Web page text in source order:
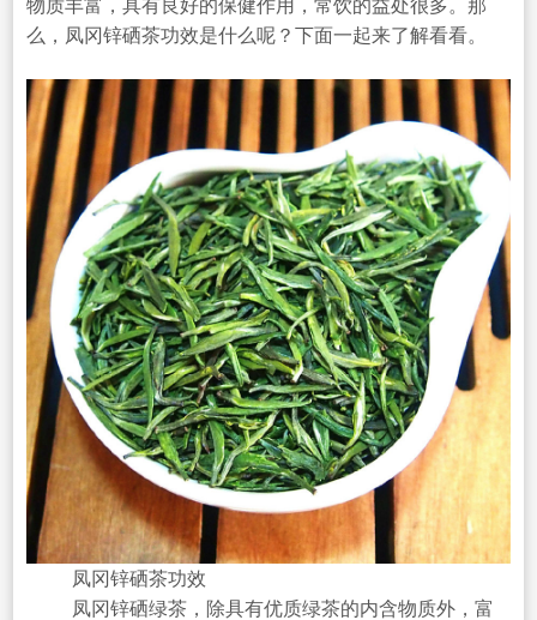
物质丰富，具有良好的保健作用，常饮的益处很多。那
么，凤冈锌硒茶功效是什么呢？下面一起来了解看看。
凤冈锌硒茶功效
凤冈锌硒绿茶，除具有优质绿茶的内含物质外，富